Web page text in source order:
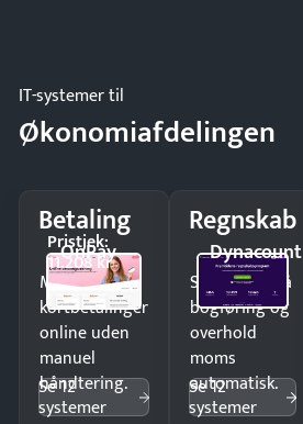
IT-systemer til
Økonomiafdelingen
Betaling
OnPay
Pristjek:
11.208 kr
Modtag
kortbetalinger
online uden
manuel
håndtering.
Se 12
systemer
Regnskab
Dynacount
Spar timer på
bogføring og
overhold
moms
automatisk.
Se 12
systemer